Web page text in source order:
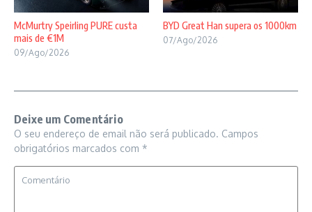
McMurtry Speirling PURE custa
mais de €1M
09/Ago/2026
BYD Great Han supera os 1000km
07/Ago/2026
Deixe um Comentário
O seu endereço de email não será publicado. Campos
obrigatórios marcados com *